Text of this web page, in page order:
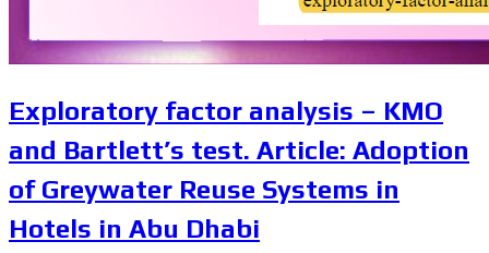
Exploratory factor analysis – KMO
and Bartlett’s test. Article: Adoption
of Greywater Reuse Systems in
Hotels in Abu Dhabi